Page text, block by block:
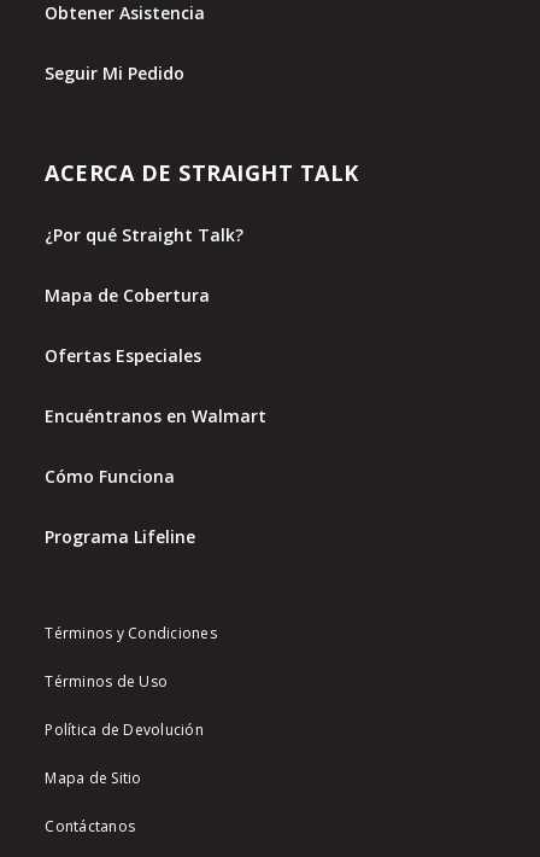
Obtener Asistencia
Seguir Mi Pedido
ACERCA DE STRAIGHT TALK
¿Por qué Straight Talk?
Mapa de Cobertura
Ofertas Especiales
Encuéntranos en Walmart
Cómo Funciona
Programa Lifeline
Términos y Condiciones
Términos de Uso
Política de Devolución
Mapa de Sitio
Contáctanos